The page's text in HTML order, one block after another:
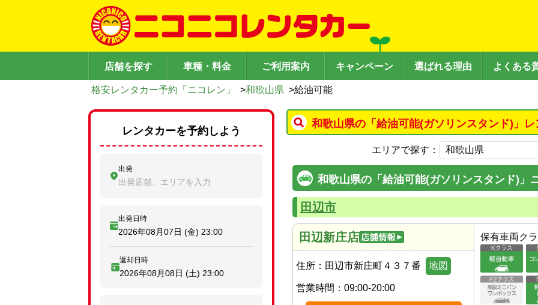
店舗を探す 車種・料金 ご利用案内 キャンペーン 選ばれる理由 よくある
格安レンタカー予約「ニコレン」 >和歌山県 >給油可能
和歌山県の「給油可能(ガソリンスタンド)」
エリアで探す：
和歌山県の「給油可能(ガソリンスタンド)」
田辺市
田辺新庄店
住所： 田辺市新庄町４３７番 地図
営業時間： 09:00-20:00
保有車両ク
レンタカーを予約しよう
出発
出発店舗、エリアを入力
出発日時
2026年08月07日 (金) 23:00
返却日時
2026年08月08日 (土) 23:00